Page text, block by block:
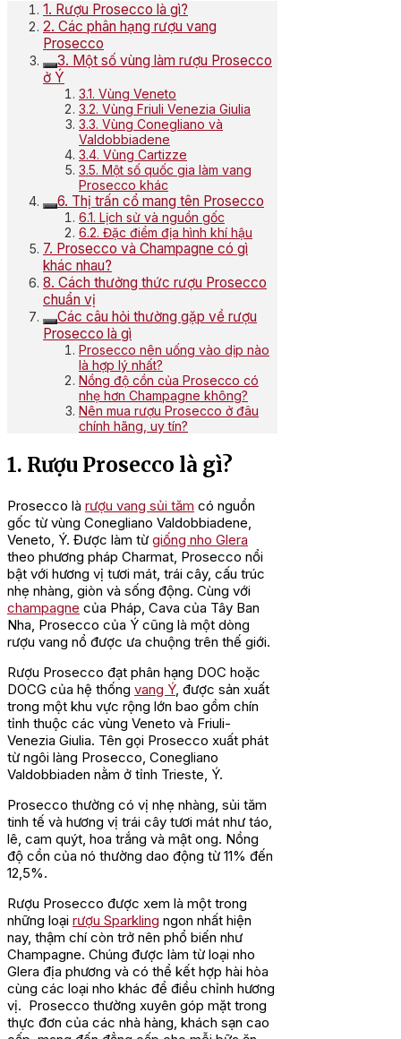
1. Rượu Prosecco là gì?
2. Các phân hạng rượu vang
Prosecco
3. Một số vùng làm rượu Prosecco
ở Ý
3.1. Vùng Veneto
3.2. Vùng Friuli Venezia Giulia
3.3. Vùng Conegliano và
Valdobbiadene
3.4. Vùng Cartizze
3.5. Một số quốc gia làm vang
Prosecco khác
6. Thị trấn cổ mang tên Prosecco
6.1. Lịch sử và nguồn gốc
6.2. Đặc điểm địa hình khí hậu
7. Prosecco và Champagne có gì
khác nhau?
8. Cách thưởng thức rượu Prosecco
chuẩn vị
Các câu hỏi thường gặp về rượu
Prosecco là gì
Prosecco nên uống vào dịp nào
là hợp lý nhất?
Nồng độ cồn của Prosecco có
nhẹ hơn Champagne không?
Nên mua rượu Prosecco ở đâu
chính hãng, uy tín?
1. Rượu Prosecco là gì?
Prosecco là rượu vang sủi tăm có nguồn
gốc từ vùng Conegliano Valdobbiadene,
Veneto, Ý. Được làm từ giống nho Glera
theo phương pháp Charmat, Prosecco nổi
bật với hương vị tươi mát, trái cây, cấu trúc
nhẹ nhàng, giòn và sống động. Cùng với
champagne của Pháp, Cava của Tây Ban
Nha, Prosecco của Ý cũng là một dòng
rượu vang nổ được ưa chuộng trên thế giới.
Rượu Prosecco đạt phân hạng DOC hoặc
DOCG của hệ thống vang Ý, được sản xuất
trong một khu vực rộng lớn bao gồm chín
tỉnh thuộc các vùng Veneto và Friuli-
Venezia Giulia. Tên gọi Prosecco xuất phát
từ ngôi làng Prosecco, Conegliano
Valdobbiaden nằm ở tỉnh Trieste, Ý.
Prosecco thường có vị nhẹ nhàng, sủi tăm
tinh tế và hương vị trái cây tươi mát như táo,
lê, cam quýt, hoa trắng và mật ong. Nồng
độ cồn của nó thường dao động từ 11% đến
12,5%.
Rượu Prosecco được xem là một trong
những loại rượu Sparkling ngon nhất hiện
nay, thậm chí còn trở nên phổ biến như
Champagne. Chúng được làm từ loại nho
Glera địa phương và có thể kết hợp hài hòa
cùng các loại nho khác để điều chỉnh hương
vị. Prosecco thường xuyên góp mặt trong
thực đơn của các nhà hàng, khách sạn cao